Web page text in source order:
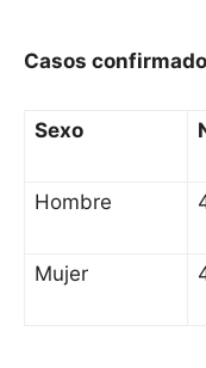
Casos
Sexo
Hombre
Mujer